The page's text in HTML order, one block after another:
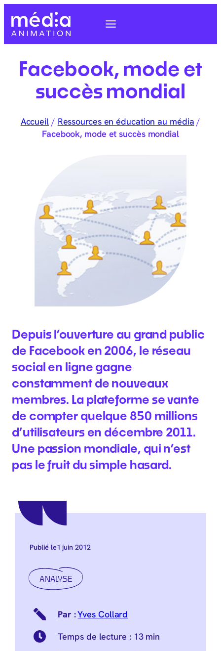
Facebook, mode et
succès mondial
Accueil/ Ressources en éducation au média /
Facebook, mode et succès mondial
Depuis l’ouverture au grand public
de Facebook en 2006, le réseau
social en ligne gagne
constamment de nouveaux
membres. La plateforme se vante
de compter quelque 850 millions
d’utilisateurs en décembre 2011.
Une passion mondiale, qui n’est
pas le fruit du simple hasard.
Publié le1 juin 2012
ANALYSE
Yves Collard
Temps de lecture : 13 min